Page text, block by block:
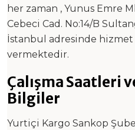
her zaman , Yunus Emre
Cebeci Cad. No:14/B
İstanbul adresinde hizmet
vermektedir.
Çalışma Saatleri
Bilgiler
Yurtiçi Kargo Sankop